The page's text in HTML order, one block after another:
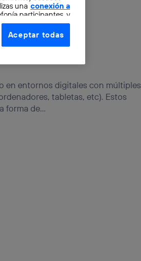
en entornos digitales con múltiples
tabletas, etc). Estos
forma de...
una conexión a
participantes, y
elección y
persona que
identificador.
del hogar que
Aceptar todas